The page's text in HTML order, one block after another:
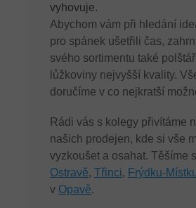
vyhovuje.
Abychom vám při hledání
pro spánek ušetřili čas,
svého sortimentu také
lůžkoviny nejvyšší kvality.
doručíme v co nejkratší
Rádi vás s kolegy přivítáme
našich prodejen, kde si vše
vyzkoušet a osahat. Těšíme
Ostravě, Třinci, Frýdku-
v Opavě.